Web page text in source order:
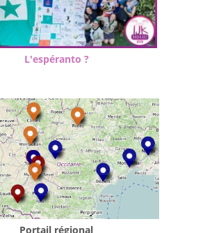
L'espéranto ?
Portail régional